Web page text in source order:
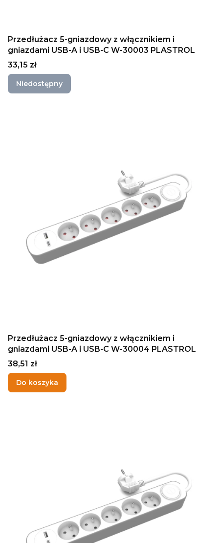
Przedłużacz 5-gniazdowy z włącznikiem i
gniazdami USB-A i USB-C W-30003 PLASTROL
Cena
33,15 zł
Niedostępny
Przedłużacz 5-gniazdowy z włącznikiem i
gniazdami USB-A i USB-C W-30004 PLASTROL
Cena
38,51 zł
Do koszyka